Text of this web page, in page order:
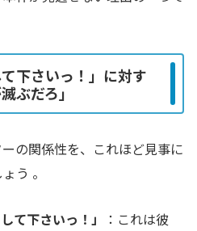
下さいっ！」に対す
ぶだろ」
の関係性を、これほど見事に
う 。
て下さいっ！」
：これは彼